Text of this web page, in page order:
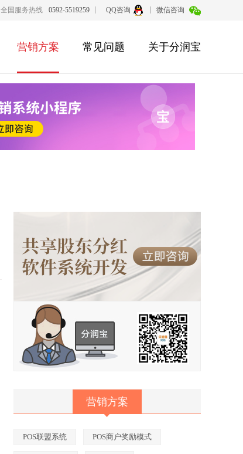
全国服务热线 0592-5519259 QQ咨询 微信咨询
营销方案 常见问题 关于分润宝
营销方案
POS联盟系统 POS商户奖励模式